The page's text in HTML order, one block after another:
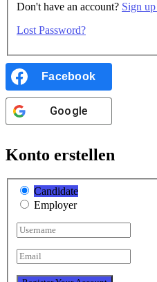
Don't have an account? Sign
Lost Password?
Facebook
Google
Konto erstellen
Candidate
Employer